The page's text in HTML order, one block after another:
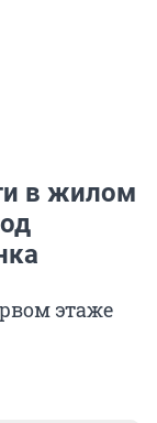
в жилом
этаже